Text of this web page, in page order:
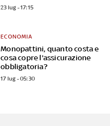
23 lug - 17:15
Monopattini, quanto costa e
cosa copre l'assicurazione
obbligatoria?
ECONOMIA
17 lug - 05:30